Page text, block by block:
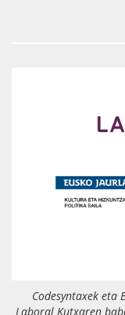
Codesyntaxek eta
Laboral Kutxaren